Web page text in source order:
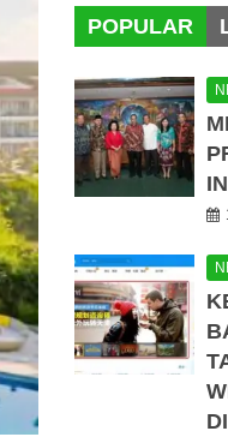
POPULAR